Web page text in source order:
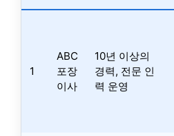
1
ABC
포장
이사
10년 이상의
경력, 전문 인
력 운영